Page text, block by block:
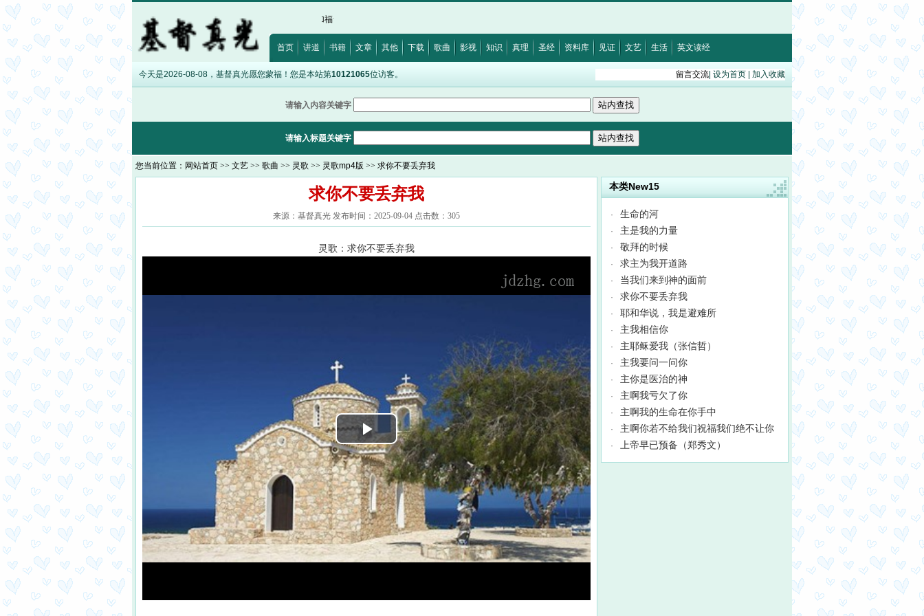
·马太福音11:29 约翰福音8:12 诗篇32:5· 希伯来书
首页 讲道 书籍 文章 其他 下载 歌曲 影视 知识 真理 圣经 资料库 见证 文艺 生活 英文读经
今天是2026-08-08，基督真光愿您蒙福！您是本站第10121065位访客。 留言交流 设为首页 加入收藏
请输入内容关键字
请输入标题关键字
您当前位置： 网站首页 >> 文艺 >> 歌曲 >> 灵歌 >> 灵歌mp4版 >> 求你不要丢弃我
求你不要丢弃我
来源：基督真光 发布时间：2025-09-04 点击数：305
灵歌：求你不要丢弃我
本类New15
· 生命的河
· 主是我的力量
· 敬拜的时候
· 求主为我开道路
· 当我们来到神的面前
· 求你不要丢弃我
· 耶和华说，我是避难所
· 主我相信你
· 主耶稣爱我（张信哲）
· 主我要问一问你
· 主你是医治的神
· 主啊我亏欠了你
· 主啊我的生命在你手中
· 主啊你若不给我们祝福我们绝不让你
· 上帝早已预备（郑秀文）